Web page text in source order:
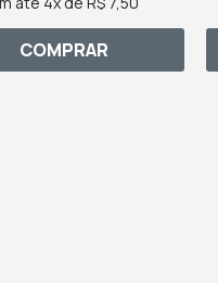
COMPRAR